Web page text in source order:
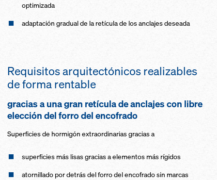
optimizada
adaptación gradual de la retícula de los anclajes deseada
Requisitos arquitectónicos realizables
de forma rentable
gracias a una gran retícula de anclajes con libre
elección del forro del encofrado
Superficies de hormigón extraordinarias gracias a
superficies más lisas gracias a elementos más rígidos
atornillado por detrás del forro del encofrado sin marcas